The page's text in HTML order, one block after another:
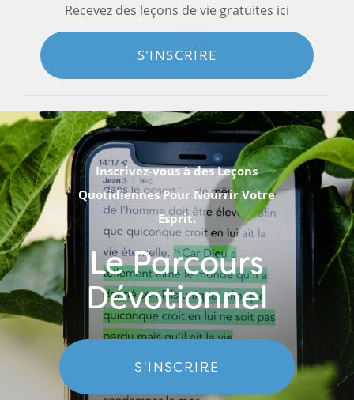
Recevez des leçons de vie gratuites ici
S'INSCRIRE
Inscrivez-vous à des Leçons
Quotidiennes Pour Nourrir Votre
Esprit.
Le Parcours
Dévotionnel
S'INSCRIRE